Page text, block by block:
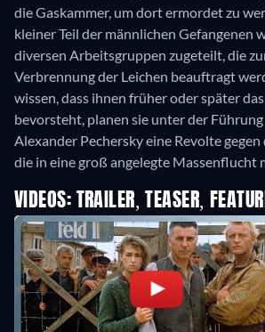
die Gaskammer, um dort ermordet zu
kleiner Teil der männlichen Gefangenen
diversen Arbeitsgruppen zugeteilt, die
Verbrennung der Leichen beauftragt
wissen, dass ihnen früher oder später
bevorsteht, planen sie unter der
Alexander Pechersky eine Revolte gegen
die in eine groß angelegte Massenflucht
VIDEOS: TRAILER, TEASER,